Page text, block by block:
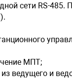
сети RS-
МПТ;
из ведущего и